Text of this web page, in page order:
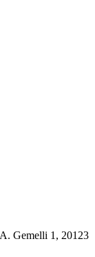
Gemelli 1, 20123